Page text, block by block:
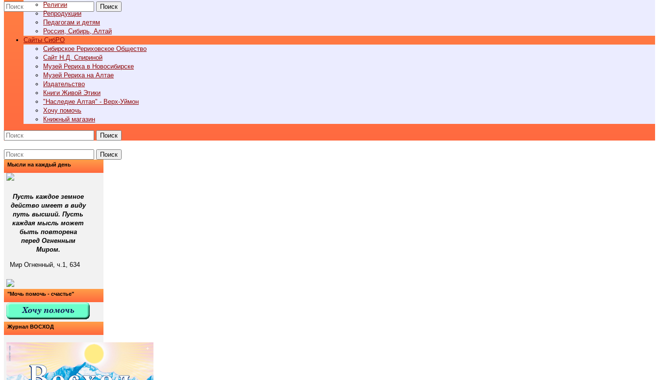
Поиск
Религии
Репродукции
Педагогам и детям
Россия, Сибирь, Алтай
Cайты СибРО
Сибирское Рериховское Общество
Сайт Н.Д. Спириной
Музей Рериха в Новосибирске
Музей Рериха на Алтае
Издательство
Книги Живой Этики
"Наследие Алтая" - Верх-Уймон
Хочу помочь
Книжный магазин
Поиск
Поиск
Мысли на каждый день
Пусть каждое земное
действо имеет в виду
путь высший. Пусть
каждая мысль может
быть повторена
перед Огненным
Миром.
Мир Огненный, ч.1, 634
"Мочь помочь - счастье"
Журнал ВОСХОД